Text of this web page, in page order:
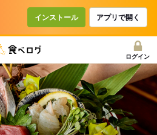
インストール アプリで開く
ログイン
で使えるクーポン
利用せず予約する